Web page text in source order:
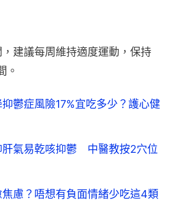
建議每周維持適度運動，保持
。
鬱症風險17%宜吃多少？護心健
肝氣易乾咳抑鬱 中醫教按2穴位
焦慮？唔想有負面情緒少吃這4類